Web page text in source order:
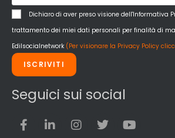
Reti di adduzione gas
Sicurezza e dpi
Siderurgia
Strumenti di rilievo e misurazione
Strutture
Superfici
Teli
Veicoli multiuso
Dichiaro di aver preso visione dell'Informativa
trattamento dei miei dati personali per finalità di
Edilsocialnetwork (Per visionare la Privacy Policy
ISCRIVITI
Seguici sui social